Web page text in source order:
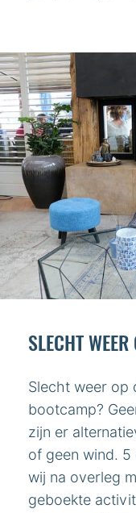
SLECHT
Slecht weer op
bootcamp?
zijn er
of geen wind. 5
wij na overleg
geboekte